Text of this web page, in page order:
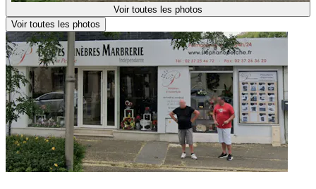
Voir toutes les photos
Voir toutes les photos